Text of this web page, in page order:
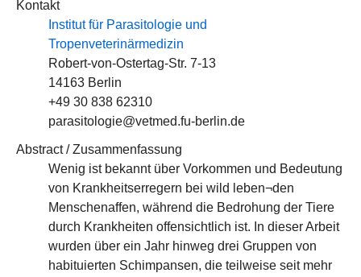
Kontakt
Institut für Parasitologie und
Tropenveterinärmedizin
Robert-von-Ostertag-Str. 7-13
14163 Berlin
+49 30 838 62310
parasitologie@vetmed.fu-berlin.de
Abstract / Zusammenfassung
Wenig ist bekannt über Vorkommen und Bedeutung
von Krankheitserregern bei wild leben¬den
Menschenaffen, während die Bedrohung der Tiere
durch Krankheiten offensichtlich ist. In dieser Arbeit
wurden über ein Jahr hinweg drei Gruppen von
habituierten Schimpansen, die teilweise seit mehr